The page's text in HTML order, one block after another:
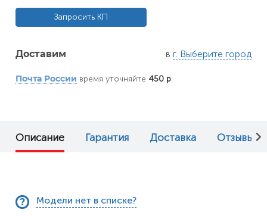
Запросить КП
Доставим в г. Выберите город
Почта России время уточняйте 450 р
Описание Гарантия Доставка Отзывы (0)
Модели нет в списке?